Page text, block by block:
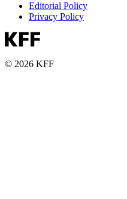
Editorial Policy
Privacy Policy
© 2026 KFF